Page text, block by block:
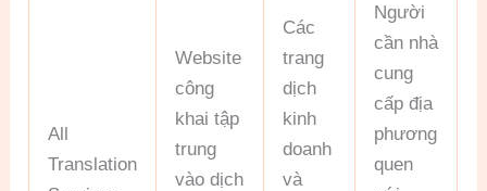
All
Translation
Website
công
khai tập
trung
vào dịch
Các
trang
dịch
kinh
doanh
và
Người
cần nhà
cung
cấp địa
phương
quen